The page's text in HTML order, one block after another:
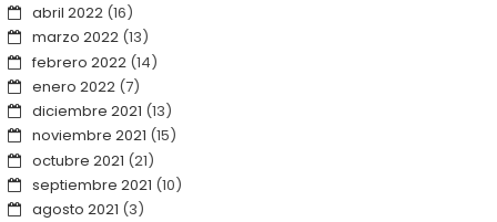
abril 2022(16)
marzo 2022(13)
febrero 2022(14)
enero 2022(7)
diciembre 2021 (13)
noviembre 2021 (15)
octubre 2021 (21)
septiembre 2021 (10)
agosto 2021 (3)